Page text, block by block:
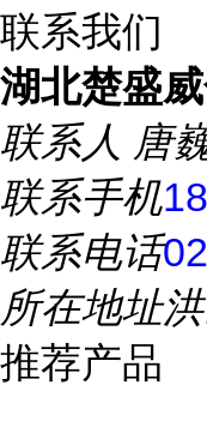
联系我们
湖北楚盛
联系人 唐
联系手机
联系电话
所在地址
推荐产品